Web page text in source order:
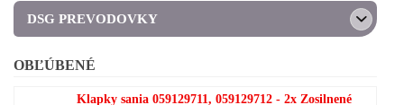
DSG PREVODOVKY
OBĽÚBENÉ
Klapky sania 059129711, 059129712 - 2x Zosilnené